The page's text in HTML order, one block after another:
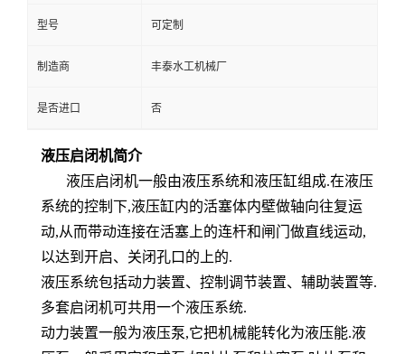
型号 可定制
制造商 丰泰水工机械厂
是否进口 否
液压启闭机简介
液压启闭机一般由液压系统和液压缸组成.在液压
系统的控制下,液压缸内的活塞体内壁做轴向往复运
动,从而带动连接在活塞上的连杆和闸门做直线运动,
以达到开启、关闭孔口 的上的.
液压系统包括动力装置、控制调节装置、辅助装置等.
多套启闭机可共用一个液压系统.
动力装置一般为液压泵,它把机械能转化为液压能.液